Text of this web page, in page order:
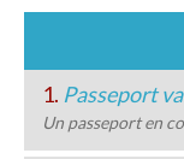
1. Passeport
Un passeport en